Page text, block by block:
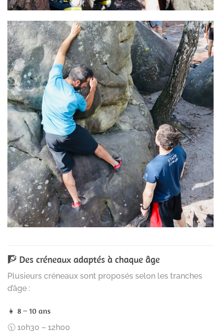
🧗 Des créneaux adaptés à chaque âge
Plusieurs créneaux sont proposés selon les tranches
d’âge :
👧 8 – 10 ans
🕥 10h30 – 12h00